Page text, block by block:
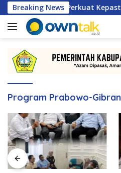
Langsung
ke
konten
Breaking News
Sama, Perkuat Kepastian
Program Prabowo-Gibran